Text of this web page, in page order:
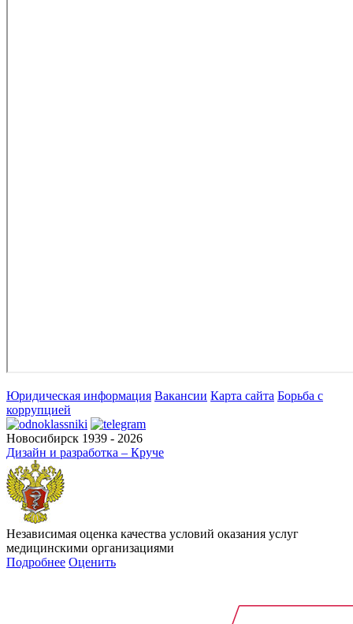
Юридическая информация Вакансии Карта сайта Борьба с
коррупцией
Новосибирск 1939 - 2026
Дизайн и разработка – Круче
Независимая оценка качества условий оказания услуг
медицинскими организациями
Подробнее Оценить